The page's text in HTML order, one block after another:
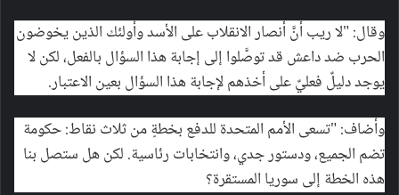
وقال: "لا ريب أنَّ أنصار الانقلاب على الأسد وأولئك الذين يخوضون
الحرب ضد داعش قد توصَّلوا إلى إجابة هذا السؤال بالفعل، لكن لا
يوجد دليلٌ فعليٌ على أخذهم لإجابة هذا السؤال بعين الاعتبار.
وأضاف: "تسعى الأمم المتحدة للدفع بخطةٍ من ثلاث نقاط: حكومة
تضم الجميع، ودستور جدي، وانتخابات رئاسية. لكن هل ستصل بنا
هذه الخطة إلى سوريا المستقرة؟